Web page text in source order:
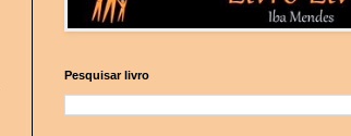
Pesquisar livro